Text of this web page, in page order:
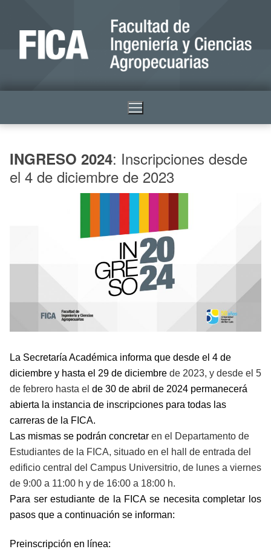
INGRESO 2024: Inscripciones desde
el 4 de diciembre de 2023
La Secretaría Académica informa que desde el 4 de
diciembre y hasta el 29 de diciembre de 2023, y desde el 5
de febrero hasta el de 30 de abril de 2024 permanecerá
abierta la instancia de inscripciones para todas las
carreras de la FICA.
Las mismas se podrán concretar en el Departamento de
Estudiantes de la FICA, situado en el hall de entrada del
edificio central del Campus Universitrio, de lunes a viernes
de 9:00 a 11:00 h y de 16:00 a 18:00 h.
Para ser estudiante de la FICA se necesita completar los
pasos que a continuación se informan:
Preinscripción en línea: